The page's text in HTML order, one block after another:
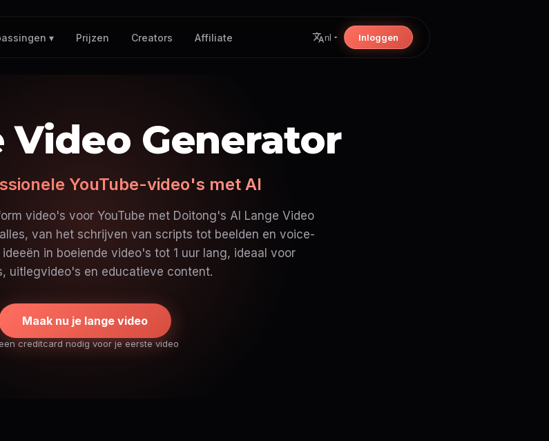
▾ Prijzen Creators Affiliate nl Inloggen
Video Generator
YouTube-video's met AI
video's voor YouTube met Doitong's AI Lange Video
van het schrijven van scripts tot beelden en voice-
in boeiende video's tot 1 uur lang, ideaal voor
uitlegvideo's en educatieve content.
Maak nu je lange video
creditcard nodig voor je eerste video